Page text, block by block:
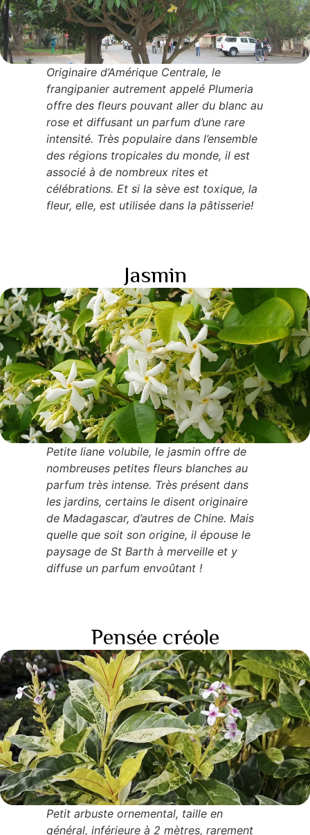
Originaire d’Amérique Centrale, le
frangipanier autrement appelé Plumeria
offre des fleurs pouvant aller du blanc au
rose et diffusant un parfum d’une rare
intensité. Très populaire dans l’ensemble
des régions tropicales du monde, il est
associé à de nombreux rites et
célébrations. Et si la sève est toxique, la
fleur, elle, est utilisée dans la pâtisserie!
Jasmin
Petite liane volubile, le jasmin offre de
nombreuses petites fleurs blanches au
parfum très intense. Très présent dans
les jardins, certains le disent originaire
de Madagascar, d’autres de Chine. Mais
quelle que soit son origine, il épouse le
paysage de St Barth à merveille et y
diffuse un parfum envoûtant !
Pensée créole
Petit arbuste ornemental, taille en
général, inférieure à 2 mètres, rarement